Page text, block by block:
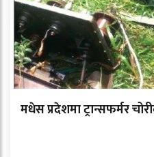
मधेस प्रदेशमा ट्रान्सफर्मर